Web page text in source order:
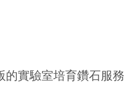
的實驗室培育鑽石服務